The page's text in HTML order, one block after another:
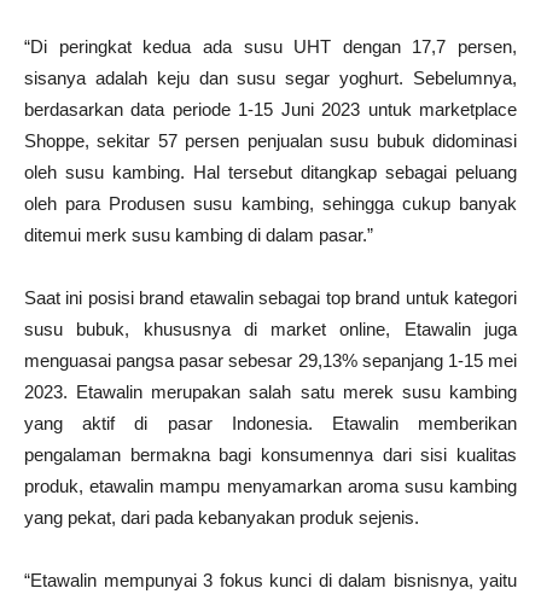
“Di peringkat kedua ada susu UHT dengan 17,7 persen,
sisanya adalah keju dan susu segar yoghurt. Sebelumnya,
berdasarkan data periode 1-15 Juni 2023 untuk marketplace
Shoppe, sekitar 57 persen penjualan susu bubuk didominasi
oleh susu kambing. Hal tersebut ditangkap sebagai peluang
oleh para Produsen susu kambing, sehingga cukup banyak
ditemui merk susu kambing di dalam pasar.”
Saat ini posisi brand etawalin sebagai top brand untuk kategori
susu bubuk, khususnya di market online, Etawalin juga
menguasai pangsa pasar sebesar 29,13% sepanjang 1-15 mei
2023. Etawalin merupakan salah satu merek susu kambing
yang aktif di pasar Indonesia. Etawalin memberikan
pengalaman bermakna bagi konsumennya dari sisi kualitas
produk, etawalin mampu menyamarkan aroma susu kambing
yang pekat, dari pada kebanyakan produk sejenis.
“Etawalin mempunyai 3 fokus kunci di dalam bisnisnya, yaitu